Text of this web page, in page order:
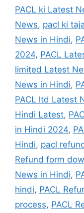
PACL ki Latest
News, pacl ki
News in Hindi,
2024, PACL
limited Latest
News in Hindi,
PACL ltd Latest
Hindi Latest,
in Hindi 2024,
Hindi, pacl
Refund form
News in Hindi,
hindi, PACL
process, PACL